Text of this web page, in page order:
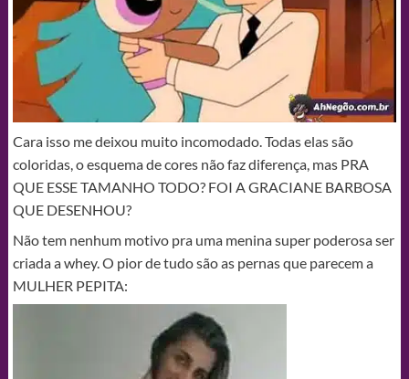
Cara isso me deixou muito incomodado. Todas elas são
coloridas, o esquema de cores não faz diferença, mas PRA
QUE ESSE TAMANHO TODO? FOI A GRACIANE BARBOSA
QUE DESENHOU?
Não tem nenhum motivo pra uma menina super poderosa ser
criada a whey. O pior de tudo são as pernas que parecem a
MULHER PEPITA: